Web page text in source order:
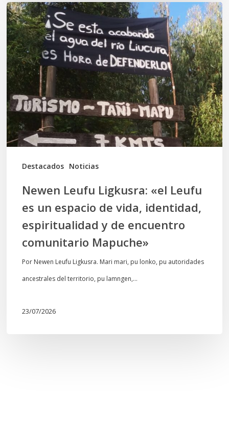
Destacados Noticias
Newen
Leufu
Ligkusra:
«el
Leufu
es
un
espacio
de
vida,
espiritualidad
encuentro
comunitario
Mapuche»
Newen Leufu Ligkusra: «el Leufu
es un espacio de vida, identidad,
espiritualidad y de encuentro
comunitario Mapuche»
Por Newen Leufu Ligkusra. Mari mari, pu lonko, pu autoridades
ancestrales del territorio, pu lamngen,…
23/07/2026